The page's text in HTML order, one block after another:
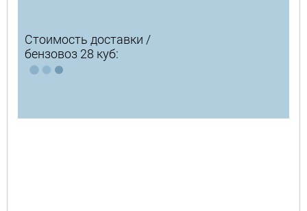
Стоимость доставки /
бензовоз 28 куб: